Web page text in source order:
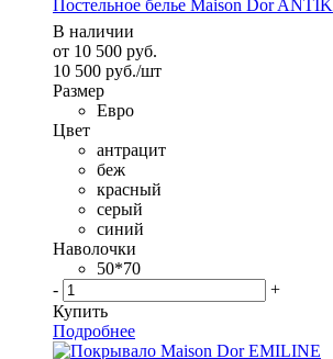
Постельное белье Maison Dor ANTIK
В наличии
от 10 500 руб.
10 500 руб./шт
Размер
Евро
Цвет
антрацит
беж
красный
серый
синий
Наволочки
50*70
-
+
Купить
Подробнее